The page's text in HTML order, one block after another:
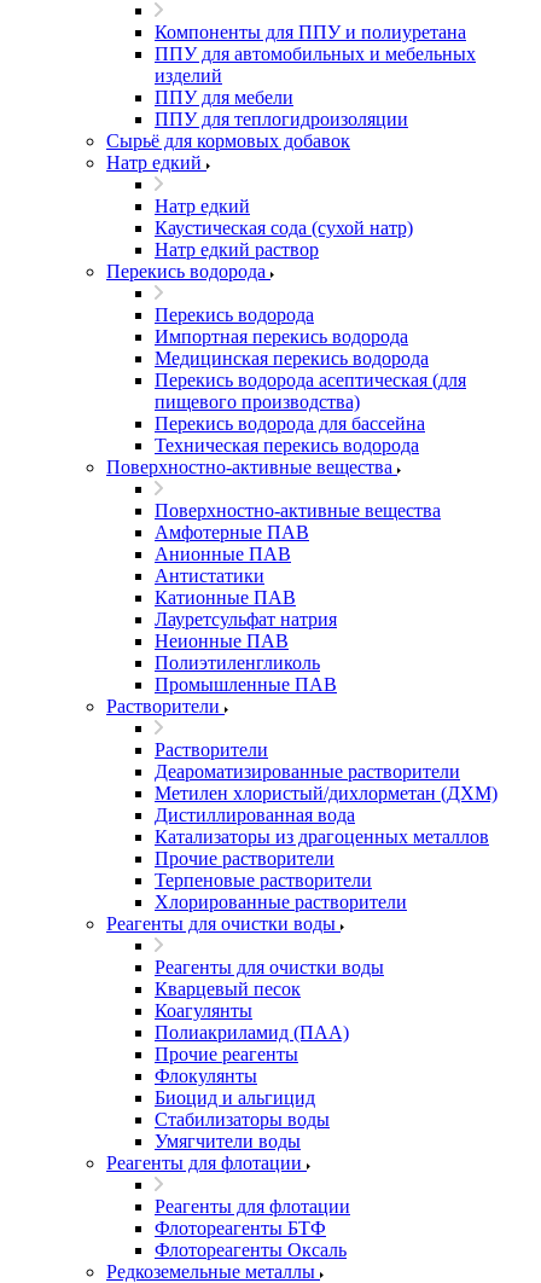
Компоненты для ППУ и полиуретана
ППУ для автомобильных и мебельных
изделий
ППУ для мебели
ППУ для теплогидроизоляции
Сырьё для кормовых добавок
Натр едкий
Натр едкий
Каустическая сода (сухой натр)
Натр едкий раствор
Перекись водорода
Перекись водорода
Импортная перекись водорода
Медицинская перекись водорода
Перекись водорода асептическая (для
пищевого производства)
Перекись водорода для бассейна
Техническая перекись водорода
Поверхностно-активные вещества
Поверхностно-активные вещества
Амфотерные ПАВ
Анионные ПАВ
Антистатики
Катионные ПАВ
Лауретсульфат натрия
Неионные ПАВ
Полиэтиленгликоль
Промышленные ПАВ
Растворители
Растворители
Деароматизированные растворители
Метилен хлористый/дихлорметан (ДХМ)
Дистиллированная вода
Катализаторы из драгоценных металлов
Прочие растворители
Терпеновые растворители
Хлорированные растворители
Реагенты для очистки воды
Реагенты для очистки воды
Кварцевый песок
Коагулянты
Полиакриламид (ПАА)
Прочие реагенты
Флокулянты
Биоцид и альгицид
Стабилизаторы воды
Умягчители воды
Реагенты для флотации
Реагенты для флотации
Флотореагенты БТФ
Флотореагенты Оксаль
Редкоземельные металлы